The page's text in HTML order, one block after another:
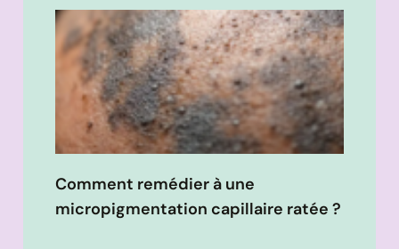
Comment remédier à une
micropigmentation capillaire ratée ?